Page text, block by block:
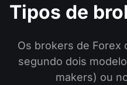
Tipos de
Os brokers de Forex
segundo dois
makers) ou